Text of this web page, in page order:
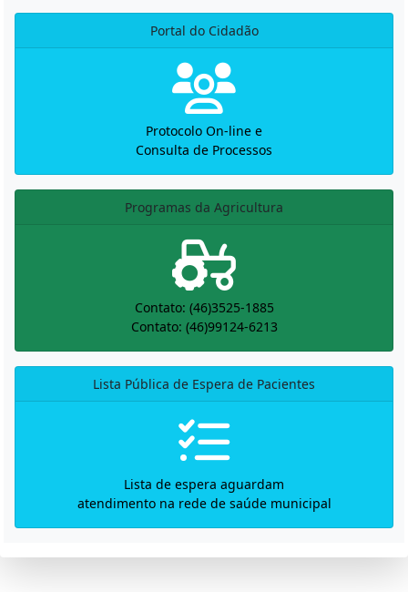
Portal do Cidadão
Protocolo On-line e
Consulta de Processos
Programas da Agricultura
Contato: (46)3525-1885
Contato: (46)99124-6213
Lista Pública de Espera de Pacientes
Lista de espera aguardam
atendimento na rede de saúde municipal